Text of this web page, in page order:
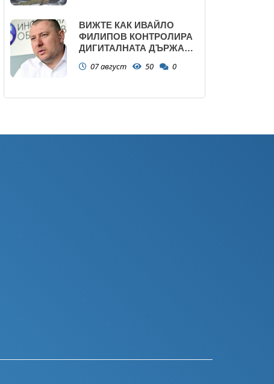
ВИЖТЕ КАК ИВАЙЛО
ФИЛИПОВ КОНТРОЛИРА
ДИГИТАЛНАТА ДЪРЖАВА
ПРАВИТЕЛСТВОТО?
07 август 50 0